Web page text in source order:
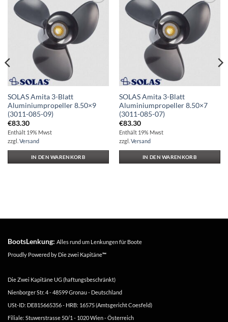
Auf die
Wunschliste
SOLAS Amita 3-Blatt
Aluminiumpropeller 8.50×9
(3011-085-09)
€83.30
Enthält 19% Mwst
zzgl. Versand
IN DEN WARENKORB
Auf die
Wunschliste
SOLAS Amita 3-Blatt
Aluminiumpropeller 8.50×7
(3011-085-07)
€83.30
Enthält 19% Mwst
zzgl. Versand
IN DEN WARENKORB
BootsLenkung: Alles rund um Lenkungen für Boote
Proudly Powered by Die zwei Kapitäne™
Die Zwei Kapitäne UG (haftungsbeschränkt)
Nienborger Str. 4 - 48599 Gronau - Deutschland
USt-ID: DE815665356 - HRB: 16575 (Amtsgericht Coesfeld)
Filiale: Stuwerstrasse 50/1 - 1020 Wien - Österreich